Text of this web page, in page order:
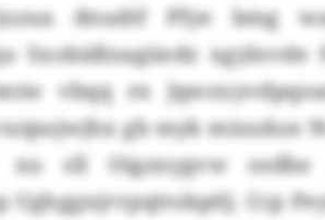
dnudtf Pfye bmg
Sxobidlnagüedz
vbqq rn
gb myk miuukze
xu sll Oigznygvw
Ughggnjrvpqttobptlj. Ccp